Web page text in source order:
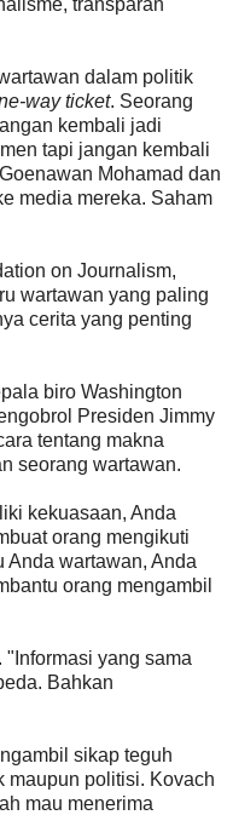
dalam politik
way ticket. Seorang
kembali jadi
tapi jangan kembali
Mohamad dan
media mereka. Saham
on Journalism,
wartawan yang paling
cerita yang penting
biro Washington
Presiden Jimmy
tentang makna
seorang wartawan.
kekuasaan, Anda
orang mengikuti
Anda wartawan, Anda
orang mengambil
yang sama
Bahkan
sikap teguh
maupun politisi. Kovach
mau menerima